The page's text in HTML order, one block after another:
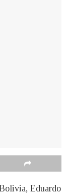
Eduardo